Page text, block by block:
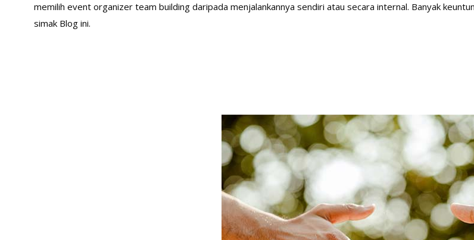
memilih event organizer team building daripada menjalankannya sendiri atau secara internal. Banyak
simak Blog ini.